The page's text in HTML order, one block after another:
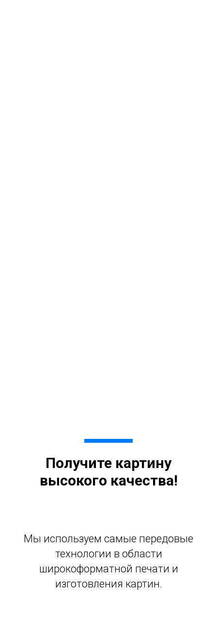
Получите картину
высокого качества!
Мы используем самые передовые
технологии в области
широкоформатной печати и
изготовления картин.